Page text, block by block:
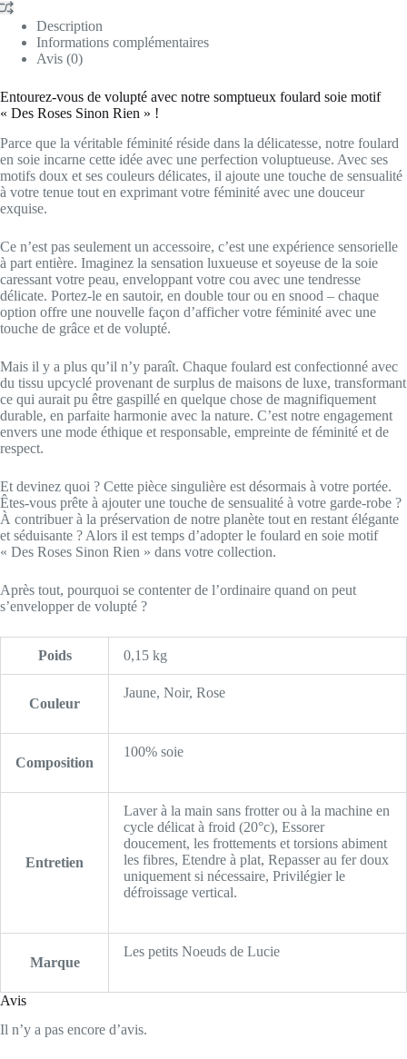
Description
Informations complémentaires
Avis (0)
Entourez-vous de volupté avec notre somptueux foulard soie motif
« Des Roses Sinon Rien » !
Parce que la véritable féminité réside dans la délicatesse, notre foulard
en soie incarne cette idée avec une perfection voluptueuse. Avec ses
motifs doux et ses couleurs délicates, il ajoute une touche de sensualité
à votre tenue tout en exprimant votre féminité avec une douceur
exquise.
Ce n’est pas seulement un accessoire, c’est une expérience sensorielle
à part entière. Imaginez la sensation luxueuse et soyeuse de la soie
caressant votre peau, enveloppant votre cou avec une tendresse
délicate. Portez-le en sautoir, en double tour ou en snood – chaque
option offre une nouvelle façon d’afficher votre féminité avec une
touche de grâce et de volupté.
Mais il y a plus qu’il n’y paraît. Chaque foulard est confectionné avec
du tissu upcyclé provenant de surplus de maisons de luxe, transformant
ce qui aurait pu être gaspillé en quelque chose de magnifiquement
durable, en parfaite harmonie avec la nature. C’est notre engagement
envers une mode éthique et responsable, empreinte de féminité et de
respect.
Et devinez quoi ? Cette pièce singulière est désormais à votre portée.
Êtes-vous prête à ajouter une touche de sensualité à votre garde-robe ?
À contribuer à la préservation de notre planète tout en restant élégante
et séduisante ? Alors il est temps d’adopter le foulard en soie motif
« Des Roses Sinon Rien » dans votre collection.
Après tout, pourquoi se contenter de l’ordinaire quand on peut
s’envelopper de volupté ?
Poids 0,15 kg
Couleur
Jaune, Noir, Rose
Composition
100% soie
Entretien
Laver à la main sans frotter ou à la machine en
cycle délicat à froid (20°c), Essorer
doucement, les frottements et torsions abiment
les fibres, Etendre à plat, Repasser au fer doux
uniquement si nécessaire, Privilégier le
défroissage vertical.
Marque
Les petits Noeuds de Lucie
Avis
Il n’y a pas encore d’avis.